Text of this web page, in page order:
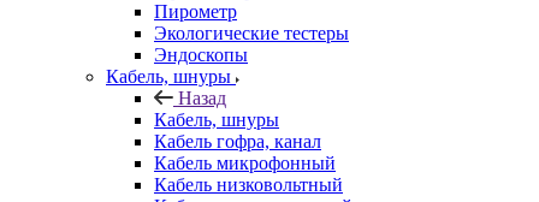
Пирометр
Экологические тестеры
Эндоскопы
Кабель, шнуры
Назад
Кабель, шнуры
Кабель гофра, канал
Кабель микрофонный
Кабель низковольтный